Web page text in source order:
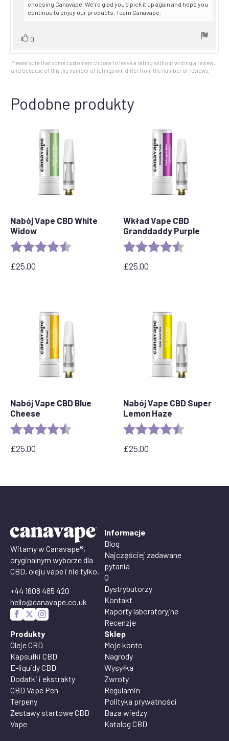
choosing Canavape. We’re glad you’d pick it up again and hope you
continue to enjoy our products. Team Canavape.
Vote
0
Please note that some customers choose to leave a rating without writing a review,
and because of this the number of ratings will differ from the number of reviews.
Podobne produkty
Nabój Vape CBD White
Widow
Ocena: 4.6 out of 5 stars
£25.00
Wkład Vape CBD
Granddaddy Purple
Ocena: 4,5 na 5
£25.00
Nabój Vape CBD Blue
Cheese
Ocena: 4,5 na 5 gwiazdek
£25.00
Nabój Vape CBD Super
Lemon Haze
Ocena: 4.6 out of 5
£25.00
Witamy w Canavape®,
oryginalnym wyborze dla
CBD, oleju vape i nie tylko.
+44 1608 485 420
hello@canavape.co.uk
Informacje
Blog
Najczęściej zadawane
pytania
O
Dystrybutorzy
Kontakt
Raporty laboratoryjne
Recenzje
Produkty
Oleje CBD
Kapsułki CBD
E-liquidy CBD
Dodatki i ekstrakty
CBD Vape Pen
Terpeny
Zestawy startowe CBD
Vape
Sklep
Moje konto
Nagrody
Wysyłka
Zwroty
Regulamin
Polityka prywatności
Baza wiedzy
Katalog CBD